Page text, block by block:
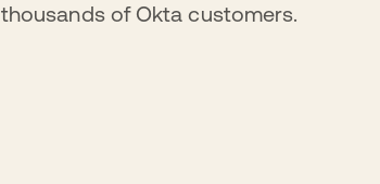
thousands of Okta customers.